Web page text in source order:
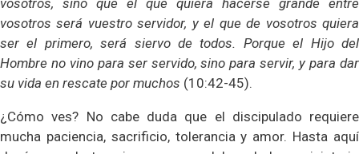
vosotros, sino que el que quiera hacerse grande entre
vosotros será vuestro servidor, y el que de vosotros quiera
ser el primero, será siervo de todos. Porque el Hijo del
Hombre no vino para ser servido, sino para servir, y para dar
su vida en rescate por muchos (10:42-45).
¿Cómo ves? No cabe duda que el discipulado requiere
mucha paciencia, sacrificio, tolerancia y amor. Hasta aquí